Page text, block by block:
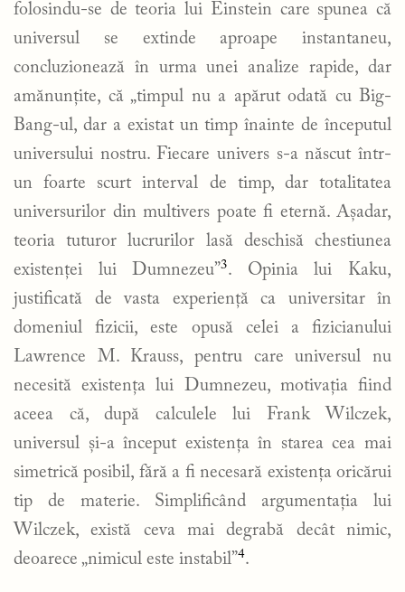
folosindu-se de teoria lui Einstein care spunea că
universul se extinde aproape instantaneu,
concluzionează în urma unei analize rapide, dar
amănunțite, că „timpul nu a apărut odată cu Big-
Bang-ul, dar a existat un timp înainte de începutul
universului nostru. Fiecare univers s-a născut într-
un foarte scurt interval de timp, dar totalitatea
universurilor din multivers poate fi eternă. Așadar,
teoria tuturor lucrurilor lasă deschisă chestiunea
existenței lui Dumnezeu”3. Opinia lui Kaku,
justificată de vasta experiență ca universitar în
domeniul fizicii, este opusă celei a fizicianului
Lawrence M. Krauss, pentru care universul nu
necesită existența lui Dumnezeu, motivația fiind
aceea că, după calculele lui Frank Wilczek,
universul și-a început existența în starea cea mai
simetrică posibil, fără a fi necesară existența oricărui
tip de materie. Simplificând argumentația lui
Wilczek, există ceva mai degrabă decât nimic,
deoarece „nimicul este instabil”4.